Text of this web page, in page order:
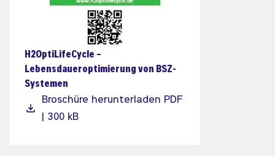
H2OptiLifeCycle –
Lebensdaueroptimierung von BSZ-
Systemen
Broschüre herunterladen PDF
| 300 kB